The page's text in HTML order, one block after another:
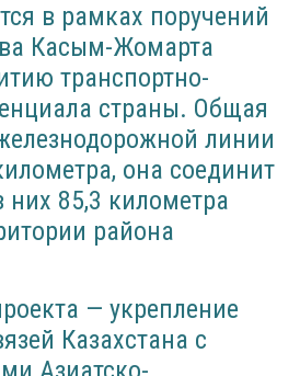
в рамках поручений
Касым-Жомарта
транспортно-
страны. Общая
линии
она соединит
них 85,3 километра
района
— укрепление
Казахстана с